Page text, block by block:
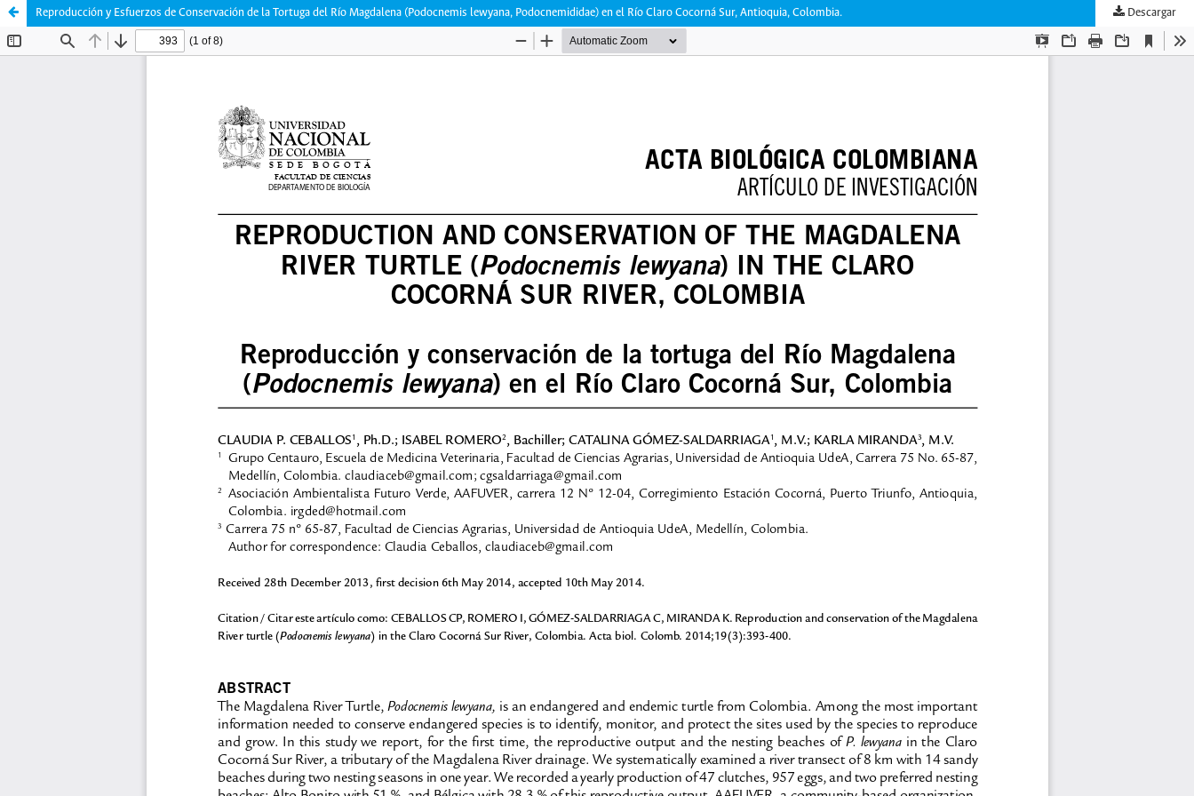
Reproducción y Esfuerzos de Conservación de la Tortuga del Río Magdalena (Podocnemis lewyana, Podocnemididae) en el Río Claro Cocorná Sur, Antioquia, Colombia. Descargar